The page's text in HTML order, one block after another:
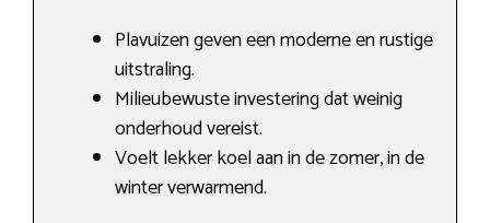
Plavuizen geven een moderne en rustige
uitstraling.
Milieubewuste investering dat weinig
onderhoud vereist.
Voelt lekker koel aan in de zomer, in de
winter verwarmend.